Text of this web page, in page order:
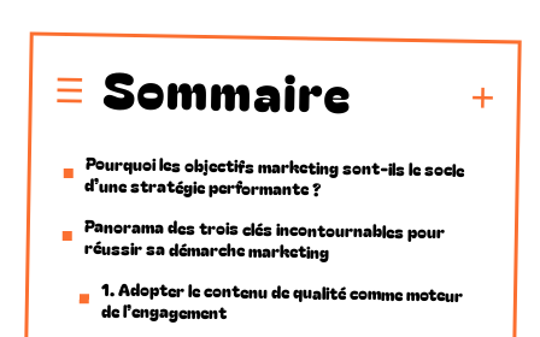
Sommaire
Pourquoi les objectifs marketing sont-ils le socle
d’une stratégie performante ?
Panorama des trois clés incontournables pour
réussir sa démarche marketing
1. Adopter le contenu de qualité comme moteur
de l’engagement